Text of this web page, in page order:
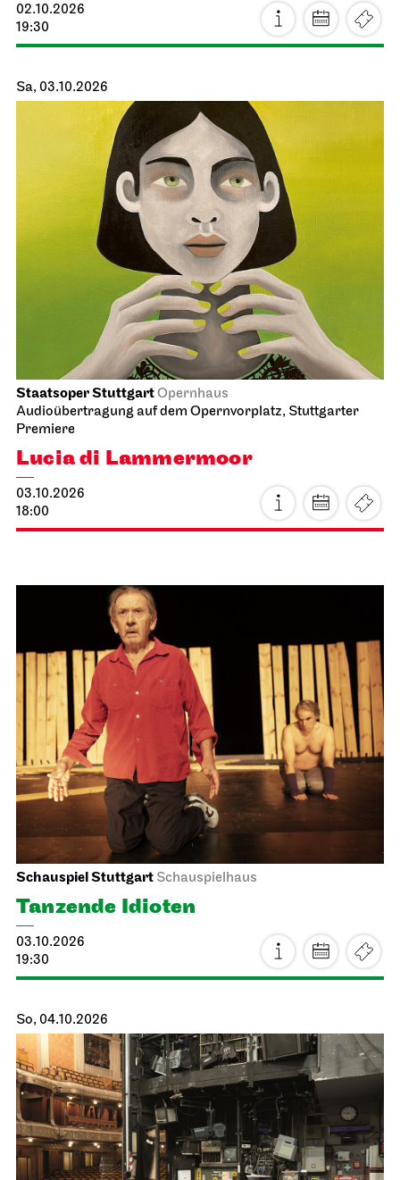
02.10.2026
19:30
Sa, 03.10.2026
Staatsoper StuttgartOpernhaus
Audioübertragung auf dem Opernvorplatz, Stuttgarter
Premiere
Lucia di Lammermoor
03.10.2026
18:00
Schauspiel Stuttgart Schauspielhaus
Tanzende Idioten
03.10.2026
19:30
So, 04.10.2026